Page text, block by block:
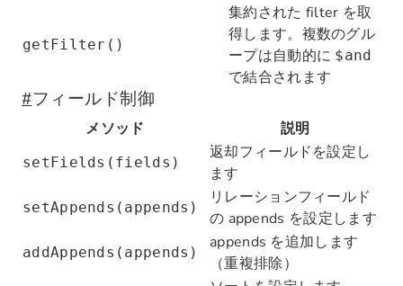
getFilter()
集約された filter を取
得します。複数のグル
ープは自動的に $and
で結合されます
#フィールド制御
メソッド 説明
setFields(fields)
返却フィールドを設定し
ます
setAppends(appends)
リレーションフィールド
の appends を設定します
addAppends(appends)
appends を追加します
（重複排除）